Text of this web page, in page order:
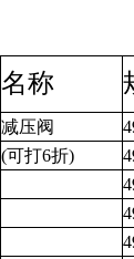
名称
减压阀
(可打6折)